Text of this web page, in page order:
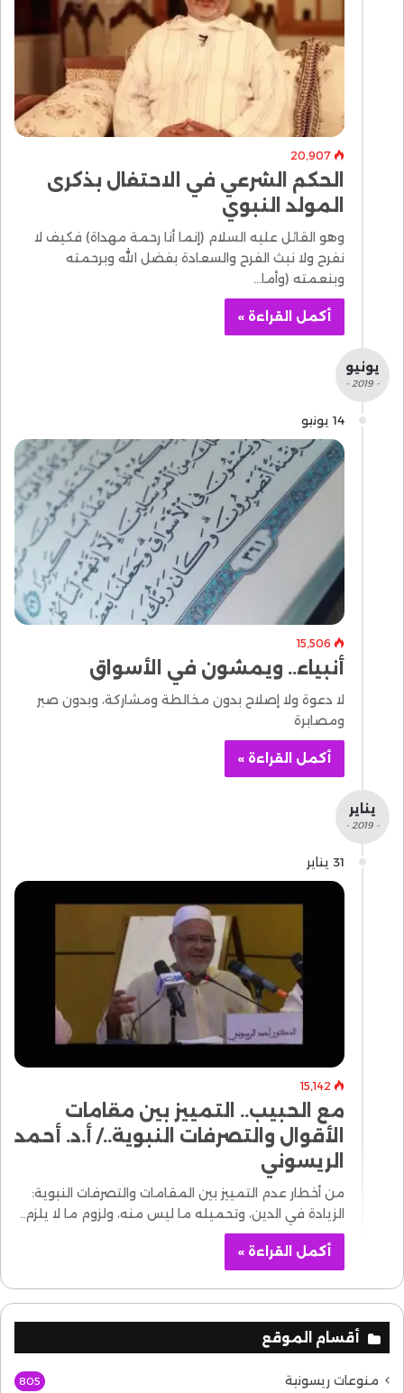
20٬907
الحكم الشرعي في الاحتفال بذكرى
المولد النبوي
وهو القائل عليه السلام (إنما أنا رحمة مهداة) فكيف لا
نفرح ولا نبث الفرح والسعادة بفضل الله وبرحمته
وبنعمته (وأما…
أكمل القراءة »
يونيو
- 2019 -
14 يونيو
15٬506
أنبياء.. ويمشون في الأسواق
لا دعوة ولا إصلاح بدون مخالطة ومشاركة، وبدون صبر
ومصابرة
أكمل القراءة »
يناير
- 2019 -
31 يناير
15٬142
مع الحبيب.. التمييز بين مقامات
الأقوال والتصرفات النبوية../ أ.د. أحمد
الريسوني
من أخطار عدم التمييز بين المقامات والتصرفات النبوية:
الزيادة في الدين، وتحميله ما ليس منه، ولزوم ما لا يلزم..
أكمل القراءة »
أقسام الموقع
منوعات ريسونية 805